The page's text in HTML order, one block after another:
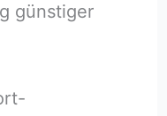
günstiger